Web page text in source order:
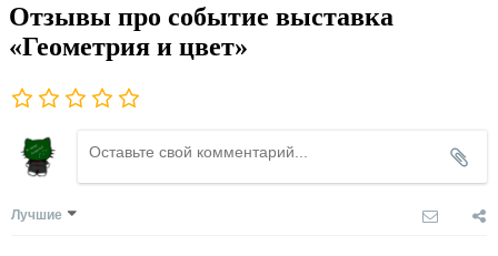
Отзывы про событие выставка
«Геометрия и цвет»
Лучшие